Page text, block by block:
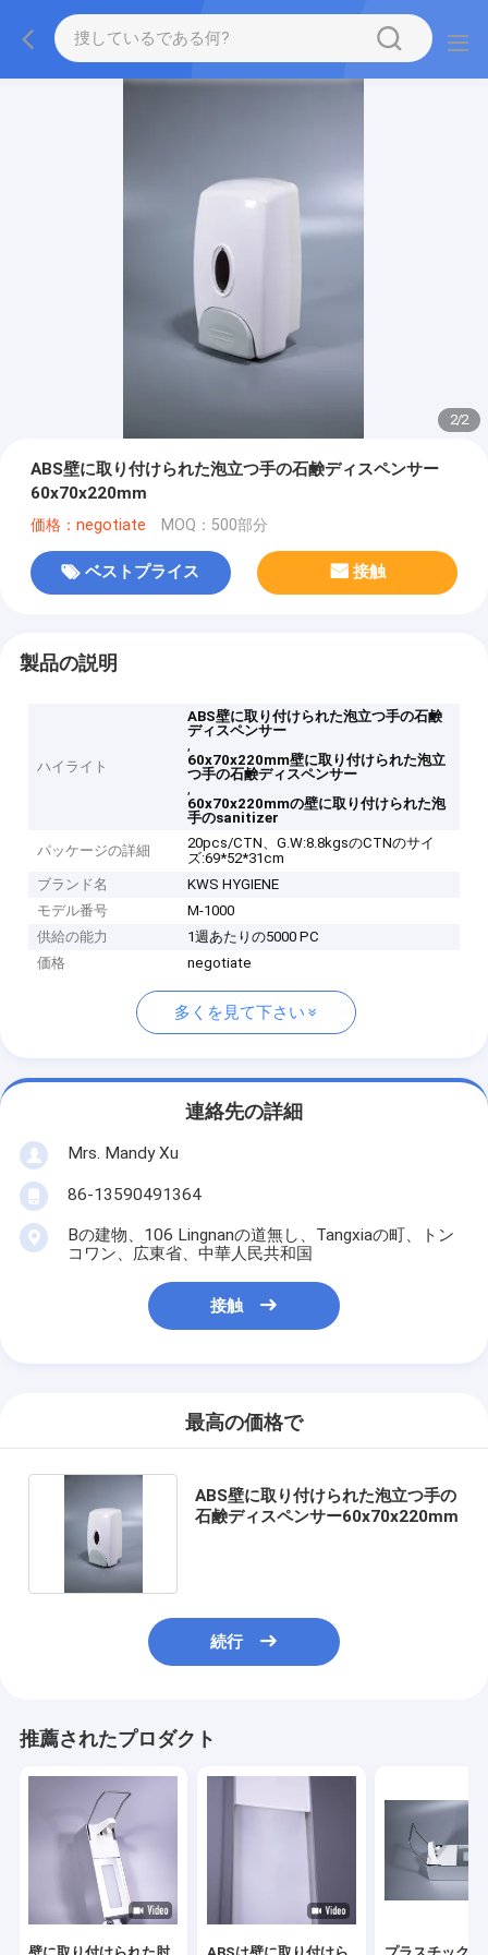
2/2
ABS壁に取り付けられた泡立つ手の石鹸ディスペンサー
60x70x220mm
価格：negotiate MOQ：500部分
ベストプライス 接触
製品の説明
ハイライト
ABS壁に取り付けられた泡立つ手の石鹸
ディスペンサー
,
60x70x220mm壁に取り付けられた泡立
つ手の石鹸ディスペンサー
,
60x70x220mmの壁に取り付けられた泡
手のsanitizer
パッケージの詳細
20pcs/CTN、G.W:8.8kgsのCTNのサイ
ズ:69*52*31cm
ブランド名
KWS HYGIENE
モデル番号
M-1000
供給の能力
1週あたりの5000 PC
価格
negotiate
多くを見て下さい
連絡先の詳細
Mrs. Mandy Xu
86-13590491364
Bの建物、106 Lingnanの道無し、Tangxiaの町、トン
コワン、広東省、中華人民共和国
接触
最高の価格で
ABS壁に取り付けられた泡立つ手の
石鹸ディスペンサー60x70x220mm
続行
推薦されたプロダクト